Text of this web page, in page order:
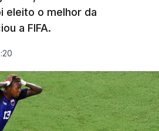
eleito o melhor da
a FIFA.